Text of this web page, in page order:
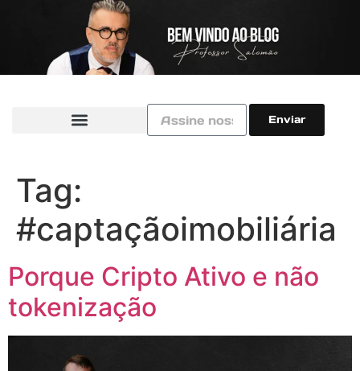
Enviar
Tag:
#captaçãoimobiliária
Porque Cripto Ativo e não
tokenização